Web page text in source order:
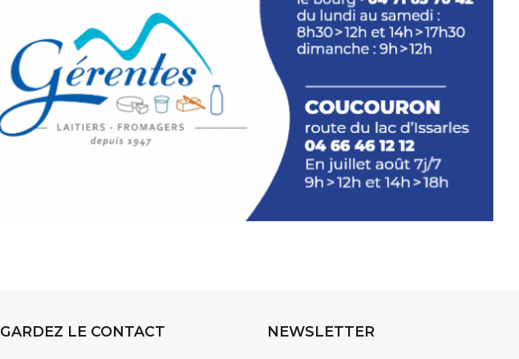
INTERVIEW
STRADA Bernard Turle, vous avez ouvert une
investissent les rues, les caves, les granges
GARDEZ LE CONTACT NEWSLETTER